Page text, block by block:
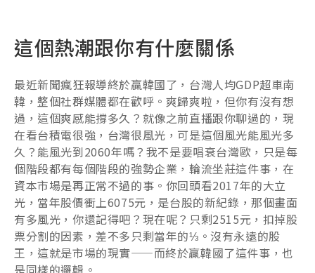
這個熱潮跟你有什麼關係
最近新聞瘋狂報導終於贏韓國了，台灣人均GDP超車南
韓，整個社群媒體都在歡呼。爽歸爽啦，但你有沒有想
過，這個爽感能撐多久？就像之前直播跟你聊過的，現
在看台積電很強，台灣很風光，可是這個風光能風光多
久？能風光到2060年嗎？我不是要唱衰台灣歐，只是每
個階段都有每個階段的強勢企業，輪流坐莊這件事，在
資本市場是再正常不過的事。你回頭看2017年的大立
光，當年股價衝上6075元，是台股的新紀錄，那個畫面
有多風光，你還記得吧？現在呢？只剩2515元，扣掉股
票分割的因素，差不多只剩當年的⅓。沒有永遠的股
王，這就是市場的現實——而終於贏韓國了這件事，也
是同樣的邏輯。